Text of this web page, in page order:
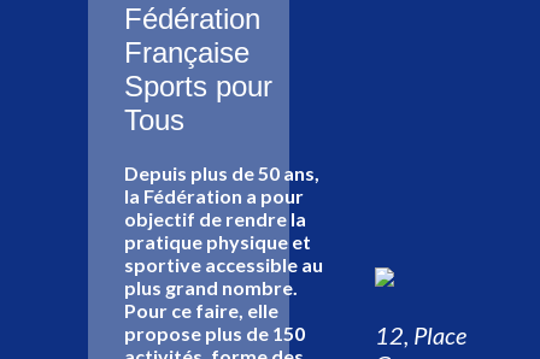
Fédération
Française
Sports pour
Tous
Depuis plus de 50 ans,
la Fédération a pour
objectif de rendre la
pratique physique et
sportive accessible au
plus grand nombre.
Pour ce faire, elle
propose plus de 150
12, Place